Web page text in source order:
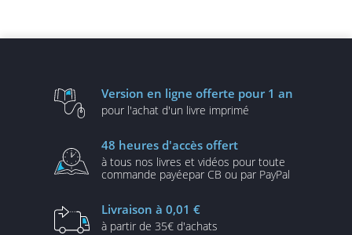
Version en ligne offerte pour 1 an
pour l'achat d'un livre imprimé
48 heures d'accès offert
à tous nos livres et vidéos pour toute
commande payéepar CB ou par PayPal
Livraison à 0,01 €
à partir de 35€ d'achats